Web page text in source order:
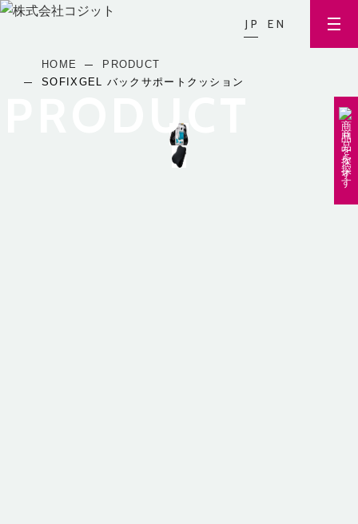
JP EN
商
品
を
探
す
PRODUCT
HOME
PRODUCT
SOFIXGEL バックサポートクッション